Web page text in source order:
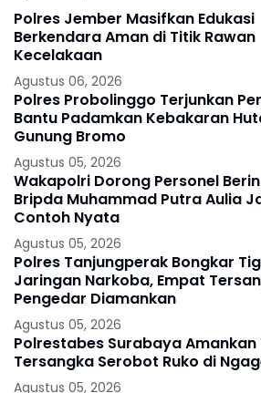
Polres Jember Masifkan Edukasi
Berkendara Aman di Titik Rawan
Kecelakaan
Agustus 06, 2026
Polres Probolinggo Terjunkan
Bantu Padamkan Kebakaran
Gunung Bromo
Agustus 05, 2026
Wakapolri Dorong Personel
Bripda Muhammad Putra Aulia
Contoh Nyata
Agustus 05, 2026
Polres Tanjungperak Bongkar
Jaringan Narkoba, Empat
Pengedar Diamankan
Agustus 05, 2026
Polrestabes Surabaya Amankan
Tersangka Serobot Ruko di
Agustus 05, 2026